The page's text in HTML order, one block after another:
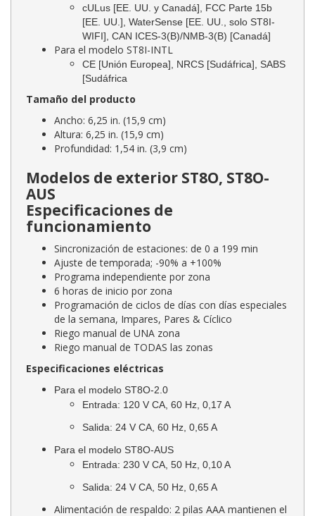
cULus [EE. UU. y Canadá], FCC Parte 15b
[EE. UU.], WaterSense [EE. UU., solo ST8I-
WIFI], CAN ICES-3(B)/NMB-3(B) [Canadá]
Para el modelo ST8I-INTL
CE [Unión Europea], NRCS [Sudáfrica], SABS
[Sudáfrica
Tamaño del producto
Ancho: 6,25 in. (15,9 cm)
Altura: 6,25 in. (15,9 cm)
Profundidad: 1,54 in. (3,9 cm)
Modelos de exterior ST8O, ST8O-
AUS
Especificaciones de
funcionamiento
Sincronización de estaciones: de 0 a 199 min
Ajuste de temporada; -90% a +100%
Programa independiente por zona
6 horas de inicio por zona
Programación de ciclos de días con días especiales
de la semana, Impares, Pares & Cíclico
Riego manual de UNA zona
Riego manual de TODAS las zonas
Especificaciones eléctricas
Para el modelo ST8O-2.0
Entrada: 120 V CA, 60 Hz, 0,17 A
Salida: 24 V CA, 60 Hz, 0,65 A
Para el modelo ST8O-AUS
Entrada: 230 V CA, 50 Hz, 0,10 A
Salida: 24 V CA, 50 Hz, 0,65 A
Alimentación de respaldo: 2 pilas AAA mantienen el